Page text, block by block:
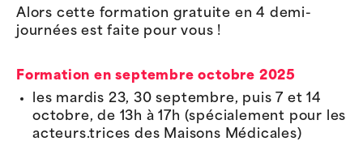
Alors cette formation gratuite en 4 demi-
journées est faite pour vous !
Formation en septembre octobre 2025
les mardis 23, 30 septembre, puis 7 et 14
octobre, de 13h à 17h (spécialement pour les
acteurs.trices des Maisons Médicales)